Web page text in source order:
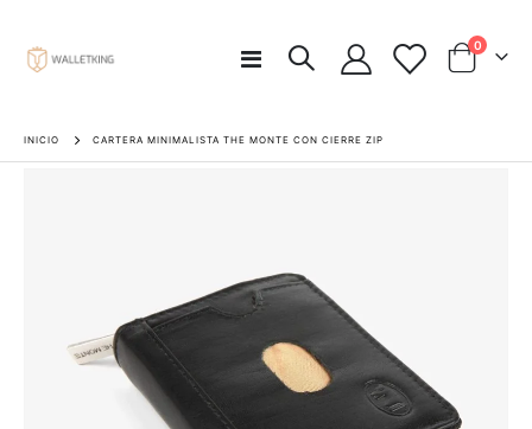
Toggle
0artículos
INICIO CARTERA MINIMALISTA THE MONTE CON CIERRE ZIP